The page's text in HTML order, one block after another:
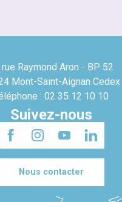
Raymond Aron - BP 52
Mont-Saint-Aignan Cedex
: 02 35 12 10 10
Suivez-nous
Nous contacter